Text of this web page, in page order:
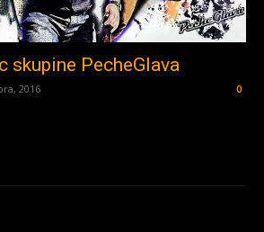
skupine PecheGlava
2016 0